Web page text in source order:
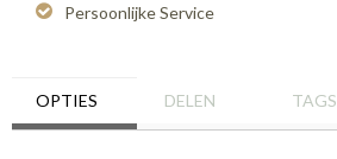
Persoonlijke Service
OPTIES DELEN TAGS